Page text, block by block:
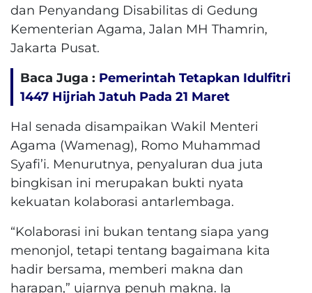
dan Penyandang Disabilitas di Gedung
Kementerian Agama, Jalan MH Thamrin,
Jakarta Pusat.
Baca Juga : Pemerintah Tetapkan Idulfitri
1447 Hijriah Jatuh Pada 21 Maret
Hal senada disampaikan Wakil Menteri
Agama (Wamenag), Romo Muhammad
Syafi’i. Menurutnya, penyaluran dua juta
bingkisan ini merupakan bukti nyata
kekuatan kolaborasi antarlembaga.
“Kolaborasi ini bukan tentang siapa yang
menonjol, tetapi tentang bagaimana kita
hadir bersama, memberi makna dan
harapan,” ujarnya penuh makna. Ia